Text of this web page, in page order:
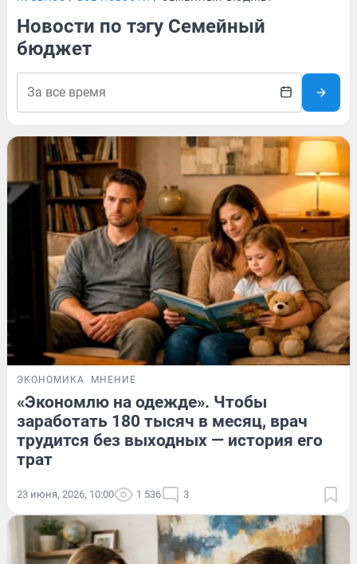
Новости по тэгу Семейный
бюджет
ЭКОНОМИКА МНЕНИЕ
«Экономлю на одежде». Чтобы
заработать 180 тысяч в месяц, врач
трудится без выходных — история его
трат
23 июня, 2026, 10:00 1 536 3